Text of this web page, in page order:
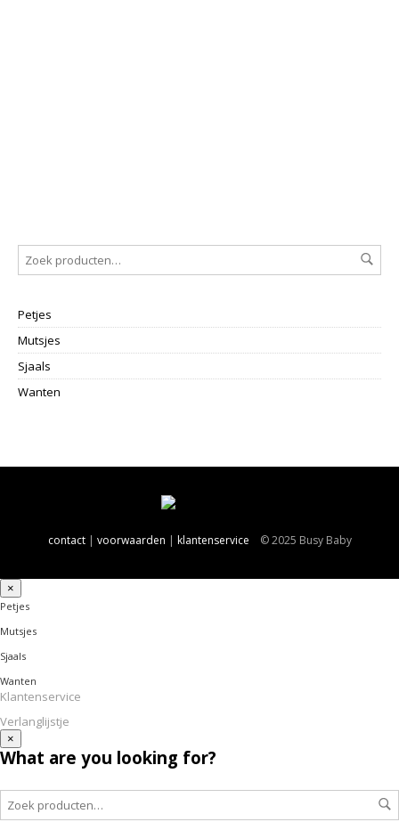
Petjes
Mutsjes
Sjaals
Wanten
contact| voorwaarden | klantenservice © 2025 Busy Baby
×
Petjes
Mutsjes
Sjaals
Wanten
Klantenservice
Verlanglijstje
×
What are you looking for?